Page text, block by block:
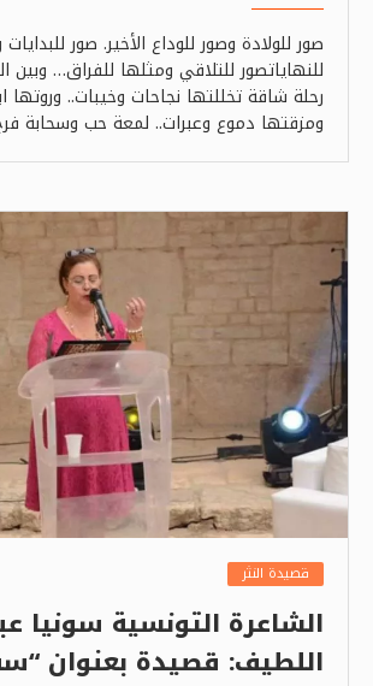
صور للولادة وصور للوداع الأخير. صور
للنهاياتصور للتلاقي ومثلها للفراق… وبين
رحلة شاقة تخللتها نجاحات وخيبات.. وروتها
ومزقتها دموع وعبرات.. لمعة حب وسحابة
قصيدة النثر
الشاعرة التونسية سونيا
اللطيف: قصيدة بعنوان